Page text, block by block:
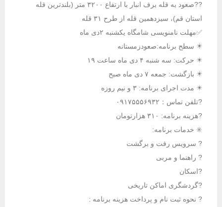
??صعود به قله برف انبار با ارتفاع ۳۲۰۰ متر (بلندترین قله
استان قم)، سیزدهمین قله از طرح ۳۱ قله
✅مهلت نامنویسی شامگاه یکشنبه ۲دی ماه
✴️ سطح برنامه:صعودزمستانه
✴️ حرکت: سه شنبه ۴ دی ماه ساعت ۱۹
✴️ بازگشت: جمعه ۷ دی ماه صبح
✴️ مدت اجرای برنامه: ۳ و نیم روزه
?تلفن تماس：۰۹۱۷۵۵۵۶۹۳۲
?هزینه برنامه: ۳۱۰ هزارتومان
✳️ خدمات برنامه:
? سرویس رفت و برگشت
? راهنما و مربی
?اسکان
?گردشگری اماکن تاریخی
? نحوه ثبت نام و پرداخت هزینه برنامه :